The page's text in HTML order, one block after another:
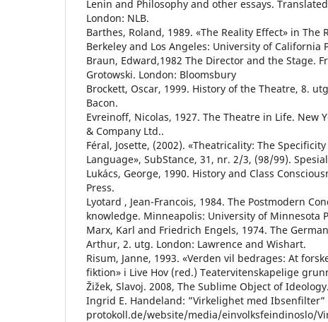
Lenin and Philosophy and other essays.
London: NLB.
Barthes, Roland, 1989. «The Reality Effect» in The
Berkeley and Los Angeles: University of California
Braun, Edward,1982 The Director and the Stage.
Grotowski. London: Bloomsbury
Brockett, Oscar, 1999. History of the Theatre, 8.
Bacon.
Evreinoff, Nicolas, 1927. The Theatre in Life. New
& Company Ltd..
Féral, Josette, (2002). «Theatricality: The
Language», SubStance, 31, nr. 2/3, (98/99).
Lukács, George, 1990. History and Class
Press.
Lyotard , Jean-Francois, 1984. The Postmodern
knowledge. Minneapolis: University of Minnesota
Marx, Karl and Friedrich Engels, 1974. The
Arthur, 2. utg. London: Lawrence and Wishart.
Risum, Janne, 1993. «Verden vil bedrages: At
fiktion» i Live Hov (red.) Teatervitenskapelige
Žižek, Slavoj. 2008, The Sublime Object of
Ingrid E. Handeland: ”Virkelighet med
protokoll.de/website/media/einvolksfeindinoslo/